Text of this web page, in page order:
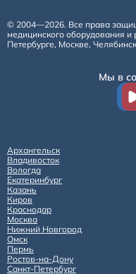
© 2004—2026. Все права
медицинского оборудования
Петербурге, Москве,
Мы в
Архангельск
Владивосток
Вологда
Екатеринбург
Казань
Киров
Краснодар
Москва
Нижний Новгород
Омск
Пермь
Ростов-на-Дону
Санкт-Петербург